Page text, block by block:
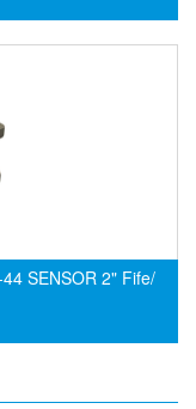
SENSOR 2" Fife/